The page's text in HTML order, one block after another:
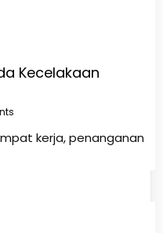
Kecelakaan
kerja, penanganan